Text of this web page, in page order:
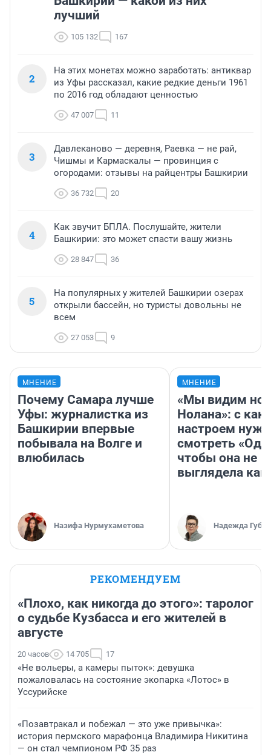
лучший
105 132 167
2
На этих монетах можно заработать: антиквар
из Уфы рассказал, какие редкие деньги 1961
по 2016 год обладают ценностью
47 007 11
3
Давлеканово — деревня, Раевка — не рай,
Чишмы и Кармаскалы — провинция с
огородами: отзывы на райцентры Башкирии
36 732 20
4
Как звучит БПЛА. Послушайте, жители
Башкирии: это может спасти вашу жизнь
28 847 36
5
На популярных у жителей Башкирии озерах
открыли бассейн, но туристы довольны не
всем
27 053 9
МНЕНИЕ
Почему Самара лучше
Уфы: журналистка из
Башкирии впервые
побывала на Волге и
влюбилась
Назифа Нурмухаметова
МНЕНИЕ
«Мы видим
Нолана»: с
настроем
смотреть
чтобы она не
выглядела как
Надежда
РЕКОМЕНДУЕМ
«Плохо, как никогда до этого»: таролог
о судьбе Кузбасса и его жителей в
августе
20 часов 14 705 17
«Не вольеры, а камеры пыток»: девушка
пожаловалась на состояние экопарка «Лотос» в
Уссурийске
«Позавтракал и побежал — это уже привычка»:
история пермского марафонца Владимира Никитина
— он стал чемпионом РФ 35 раз